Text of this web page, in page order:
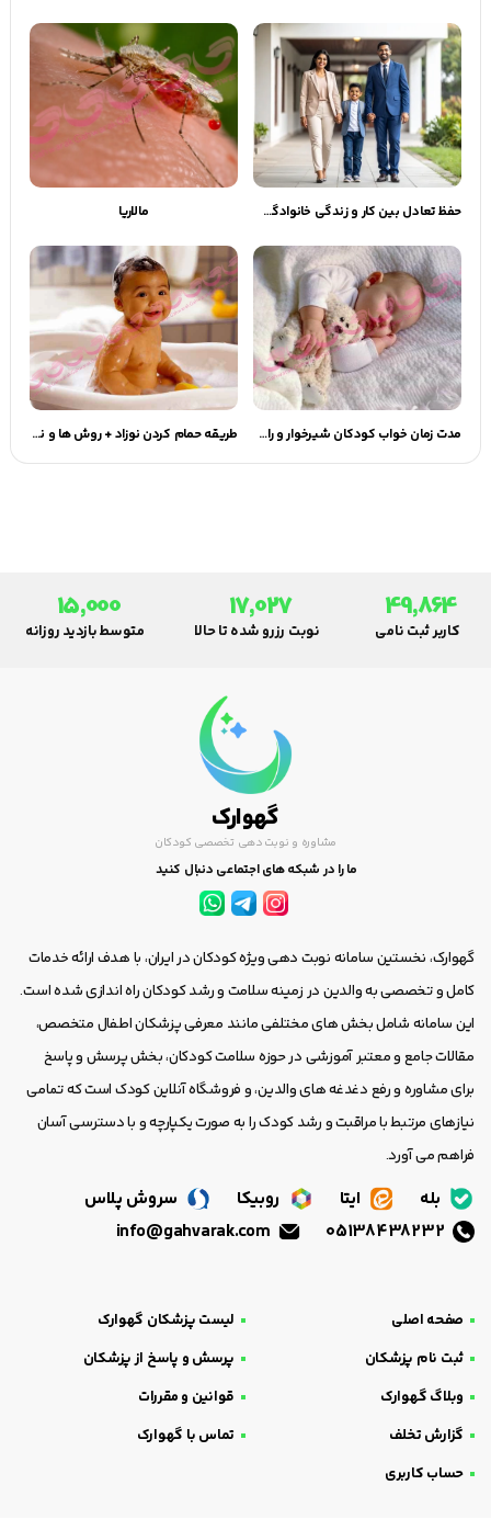
حفظ تعادل بین کار و زندگی خانوادگی در والدین: راهنمای عملی مالاریا
مدت زمان خواب کودکان شیرخوار و راهکارهای مختلف طریقه حمام کردن نوزاد + روش ها و نکته و اقدامات بعد از حمام
49,864
کاربر ثبت نامی
17,027
نوبت رزرو شده تا حالا
15,000
متوسط بازدید روزانه
گهوارک
مشاوره و نوبت دهی تخصصی کودکان
ما را در شبکه های اجتماعی دنبال کنید
گهوارک، نخستین سامانه نوبت دهی ویژه کودکان در ایران، با هدف ارائه خدمات
کامل و تخصصی به والدین در زمینه سلامت و رشد کودکان راه اندازی شده است.
این سامانه شامل بخش های مختلفی مانند معرفی پزشکان اطفال متخصص،
مقالات جامع و معتبر آموزشی در حوزه سلامت کودکان، بخش پرسش و پاسخ
برای مشاوره و رفع دغدغه های والدین، و فروشگاه آنلاین کودک است که تمامی
نیازهای مرتبط با مراقبت و رشد کودک را به صورت یکپارچه و با دسترسی آسان
فراهم می آورد.
بله ایتا روبیکا
سروش پلاس
صفحه اصلی
لیست پزشکان گهوارک
ثبت نام پزشکان
پرسش و پاسخ از پزشکان
وبلاگ گهوارک
قوانین و مقررات
گزارش تخلف
تماس با گهوارک
حساب کاربری